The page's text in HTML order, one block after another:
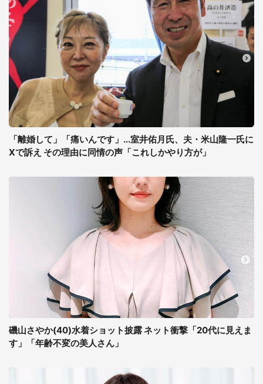
「離婚して」「痛いんです」...室井佑月氏、夫・米山隆一氏に
Xで訴え その理由に同情の声「これしかやり方が」
磯山さやか(40)水着ショット披露 ネット衝撃「20代に見えま
す」「年齢不変の美人さん」